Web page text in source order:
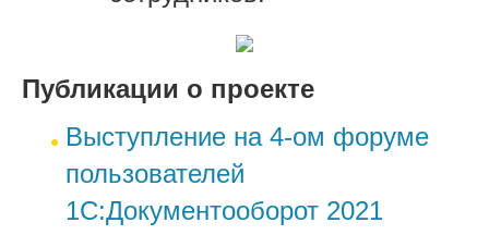
Публикации о проекте
Выступление на 4-ом форуме
пользователей
1С:Документооборот 2021